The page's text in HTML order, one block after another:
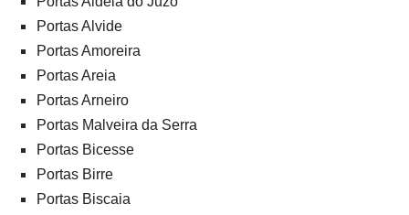
Portas Alvide
Portas Amoreira
Portas Areia
Portas Arneiro
Portas Malveira da Serra
Portas Bicesse
Portas Birre
Portas Biscaia